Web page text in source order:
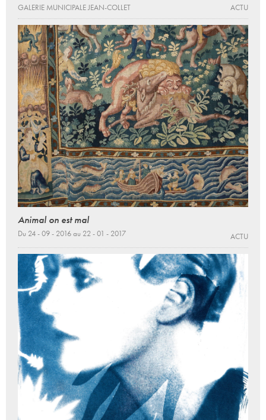
GALERIE MUNICIPALE JEAN-COLLET ACTU
Animal on est mal
Du 24 - 09 - 2016 au 22 - 01 - 2017 ACTU